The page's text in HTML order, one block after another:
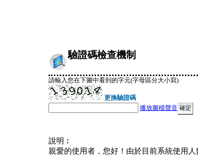
驗證碼檢查機制
請輸入您在下圖中看到的字元(字母區分大小寫)
更換驗證碼
播放圖檔聲音
說明︰
親愛的使用者，您好！由於目前系統使用